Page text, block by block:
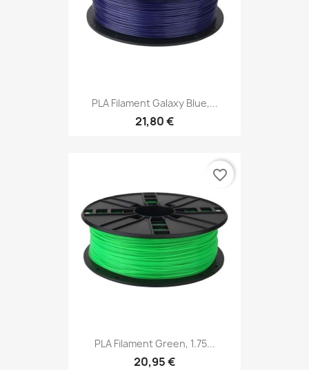
PLA Filament Galaxy Blue,...
21,80 €
PLA Filament Green, 1.75...
20,95 €
favorite_border